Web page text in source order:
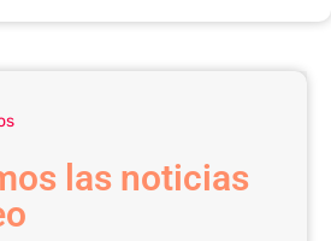
las noticias